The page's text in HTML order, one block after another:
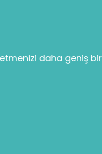
daha geniş bir